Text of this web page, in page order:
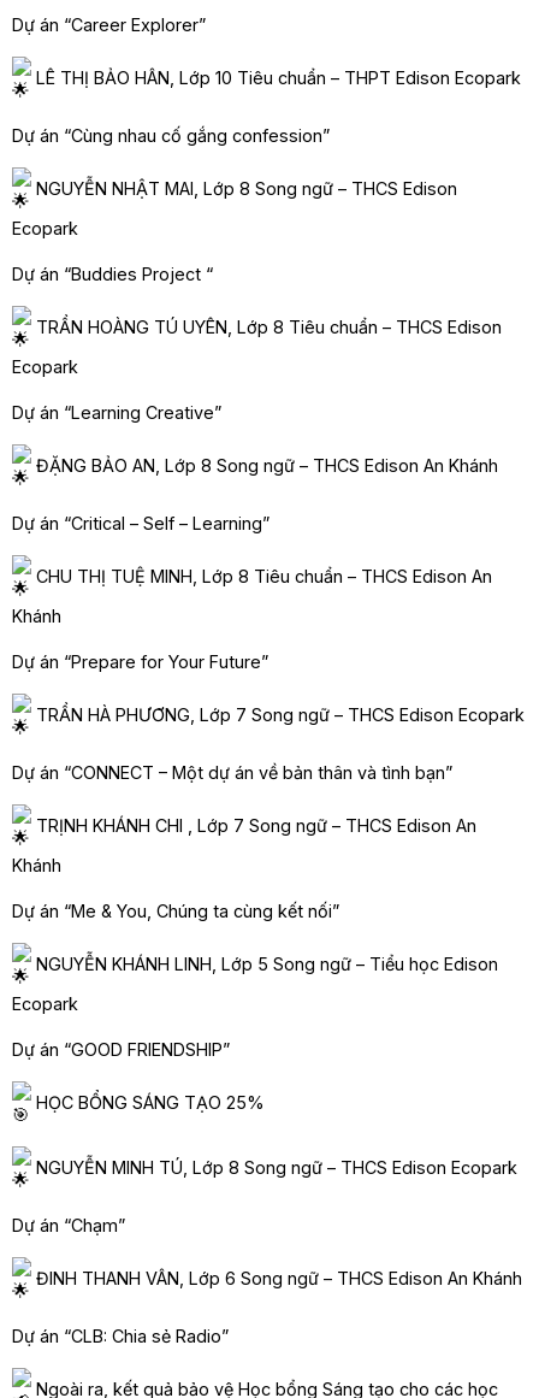
Dự án “Career Explorer”
LÊ THỊ BẢO HÂN, Lớp 10 Tiêu chuẩn – THPT Edison Ecopark
Dự án “Cùng nhau cố gắng confession”
NGUYỄN NHẬT MAI, Lớp 8 Song ngữ – THCS Edison
Ecopark
Dự án “Buddies Project “
TRẦN HOÀNG TÚ UYÊN, Lớp 8 Tiêu chuẩn – THCS Edison
Ecopark
Dự án “Learning Creative”
ĐẶNG BẢO AN, Lớp 8 Song ngữ – THCS Edison An Khánh
Dự án “Critical – Self – Learning”
CHU THỊ TUỆ MINH, Lớp 8 Tiêu chuẩn – THCS Edison An
Khánh
Dự án “Prepare for Your Future”
TRẦN HÀ PHƯƠNG, Lớp 7 Song ngữ – THCS Edison Ecopark
Dự án “CONNECT – Một dự án về bản thân và tình bạn”
TRỊNH KHÁNH CHI , Lớp 7 Song ngữ – THCS Edison An
Khánh
Dự án “Me & You, Chúng ta cùng kết nối”
NGUYỄN KHÁNH LINH, Lớp 5 Song ngữ – Tiểu học Edison
Ecopark
Dự án “GOOD FRIENDSHIP”
HỌC BỔNG SÁNG TẠO 25%
NGUYỄN MINH TÚ, Lớp 8 Song ngữ – THCS Edison Ecopark
Dự án “Chạm”
ĐINH THANH VÂN, Lớp 6 Song ngữ – THCS Edison An Khánh
Dự án “CLB: Chia sẻ Radio”
Ngoài ra, kết quả bảo vệ Học bổng Sáng tạo cho các học